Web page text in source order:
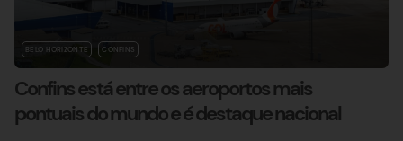
BELO HORIZONTE CONFINS
Confins está entre os aeroportos mais
pontuais do mundo e é destaque nacional